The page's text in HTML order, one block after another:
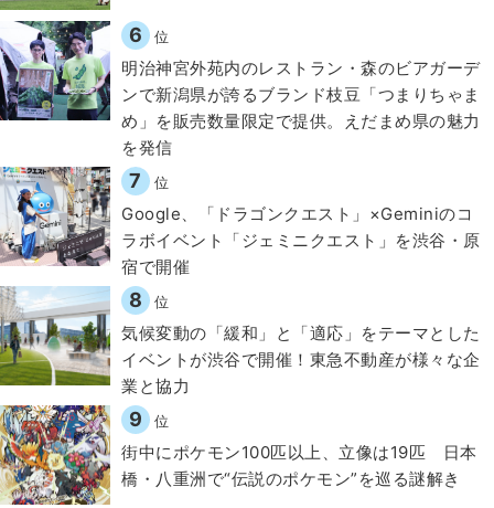
6 位
明治神宮外苑内のレストラン・森のビアガーデ
ンで新潟県が誇るブランド枝豆「つまりちゃま
め」を販売数量限定で提供。えだまめ県の魅力
を発信
7 位
Google、「ドラゴンクエスト」×Geminiのコ
ラボイベント「ジェミニクエスト」を渋谷・原
宿で開催
8 位
気候変動の「緩和」と「適応」をテーマとした
イベントが渋谷で開催！東急不動産が様々な企
業と協力
9 位
街中にポケモン100匹以上、立像は19匹 日本
橋・八重洲で“伝説のポケモン”を巡る謎解き